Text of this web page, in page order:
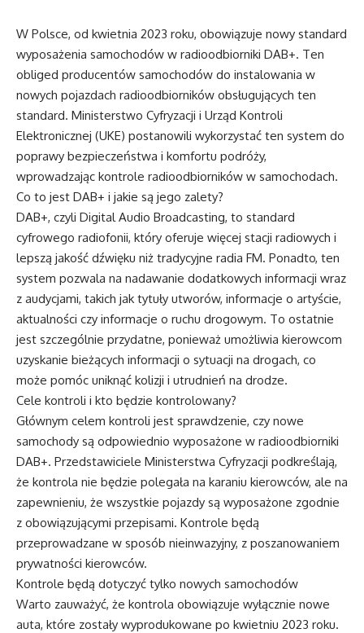
W Polsce, od kwietnia 2023 roku, obowiązuje nowy standard
wyposażenia samochodów w radioodbiorniki DAB+. Ten
obliged producentów samochodów do instalowania w
nowych pojazdach radioodbiorników obsługujących ten
standard. Ministerstwo Cyfryzacji i Urząd Kontroli
Elektronicznej (UKE) postanowili wykorzystać ten system do
poprawy bezpieczeństwa i komfortu podróży,
wprowadzając kontrole radioodbiorników w samochodach.
Co to jest DAB+ i jakie są jego zalety?
DAB+, czyli Digital Audio Broadcasting, to standard
cyfrowego radiofonii, który oferuje więcej stacji radiowych i
lepszą jakość dźwięku niż tradycyjne radia FM. Ponadto, ten
system pozwala na nadawanie dodatkowych informacji wraz
z audycjami, takich jak tytuły utworów, informacje o artyście,
aktualności czy informacje o ruchu drogowym. To ostatnie
jest szczególnie przydatne, ponieważ umożliwia kierowcom
uzyskanie bieżących informacji o sytuacji na drogach, co
może pomóc uniknąć kolizji i utrudnień na drodze.
Cele kontroli i kto będzie kontrolowany?
Głównym celem kontroli jest sprawdzenie, czy nowe
samochody są odpowiednio wyposażone w radioodbiorniki
DAB+. Przedstawiciele Ministerstwa Cyfryzacji podkreślają,
że kontrola nie będzie polegała na karaniu kierowców, ale na
zapewnieniu, że wszystkie pojazdy są wyposażone zgodnie
z obowiązującymi przepisami. Kontrole będą
przeprowadzane w sposób nieinwazyjny, z poszanowaniem
prywatności kierowców.
Kontrole będą dotyczyć tylko nowych samochodów
Warto zauważyć, że kontrola obowiązuje wyłącznie nowe
auta, które zostały wyprodukowane po kwietniu 2023 roku.